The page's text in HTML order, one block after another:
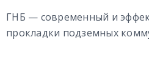
ГНБ — современный и
прокладки подземных